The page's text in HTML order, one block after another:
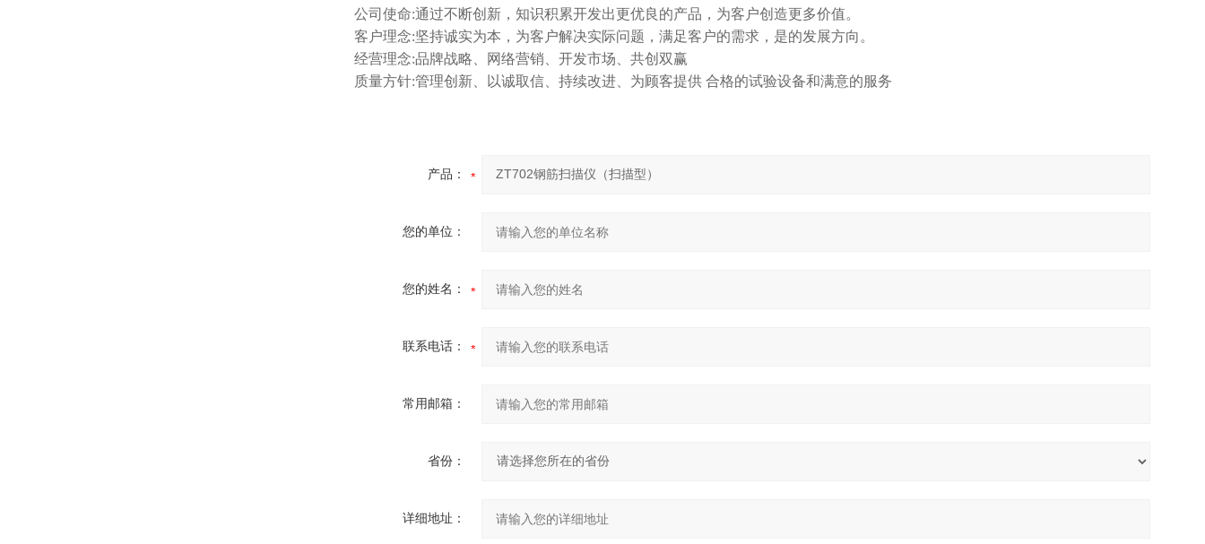
公司使命:通过不断创新，知识积累开发出更优良的产品，为客户创造更多价值。
客户理念:坚持诚实为本，为客户解决实际问题，满足客户的需求，是的发展方向。
经营理念:品牌战略、网络营销、开发市场、共创双赢
质量方针:管理创新、以诚取信、持续改进、为顾客提供 合格的试验设备和满意的服务
产品：
您的单位：
您的姓名：
联系电话：
常用邮箱：
省份：
详细地址：